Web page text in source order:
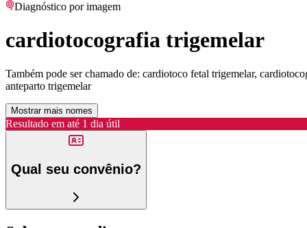
Diagnóstico por imagem
cardiotocografia trigemelar
Também pode ser chamado de: cardiotoco fetal trigemelar,
anteparto trigemelar
Mostrar mais nomes
Resultado em até 1 dia útil
Qual seu convênio?